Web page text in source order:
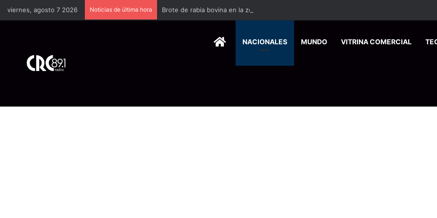
viernes, agosto 7 2026 Noticias de última hora Brote de rabia bovina en la zona sur reactiva la alerta por mordeduras de murciélagos
HOMENACIONALES MUNDO VITRINA COMERCIAL